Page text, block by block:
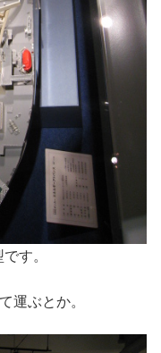
す。
運ぶとか。